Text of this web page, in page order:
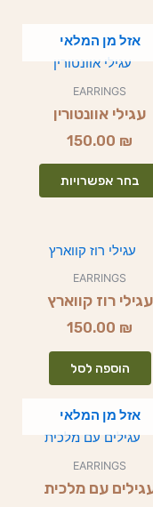
אזל מן המלאי
EARRINGS
עגילי אוונטורין
150.00 ₪
בחר אפשרויות
ניתן
EARRINGS
עגילי רוז קווארץ
150.00 ₪
הוספה לסל
אזל מן המלאי
EARRINGS
עם מלכית